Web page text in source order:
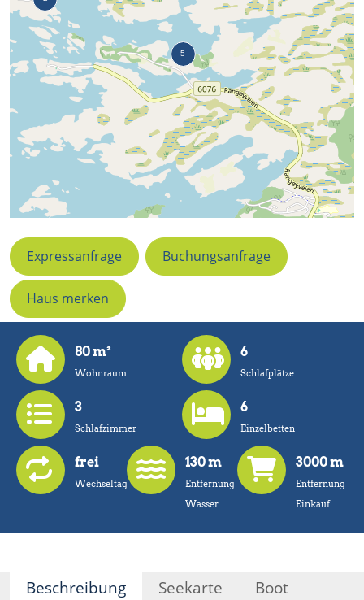
Expressanfrage Buchungsanfrage
Haus merken
80 m²
Wohnraum
6
Schlafplätze
3
Schlafzimmer
6
Einzelbetten
frei
Wechseltag
130 m
Entfernung
Wasser
3000 m
Entfernung
Einkauf
Beschreibung Seekarte
Boot